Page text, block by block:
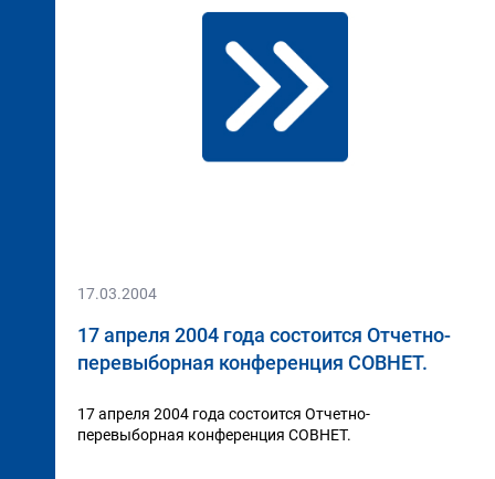
17.03.2004
17 апреля 2004 года состоится Отчетно-
перевыборная конференция СОВНЕТ.
17 апреля 2004 года состоится Отчетно-
перевыборная конференция СОВНЕТ.